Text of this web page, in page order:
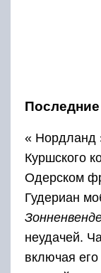
« Нордланд
Куршского
Одерском
Гудериан
неудачей.
включая